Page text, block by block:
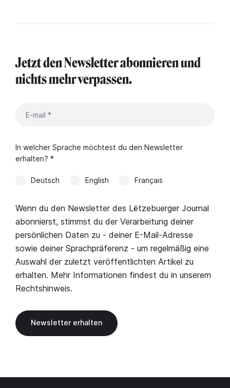
Jetzt den Newsletter abonnieren und
nichts mehr verpassen.
In welcher Sprache möchtest du den Newsletter
erhalten? *
Deutsch English Français
Wenn du den Newsletter des Lëtzebuerger Journal
abonnierst, stimmst du der Verarbeitung deiner
persönlichen Daten zu - deiner E-Mail-Adresse
sowie deiner Sprachpräferenz - um regelmäßig eine
Auswahl der zuletzt veröffentlichten Artikel zu
erhalten. Mehr Informationen findest du in unserem
Rechtshinweis.